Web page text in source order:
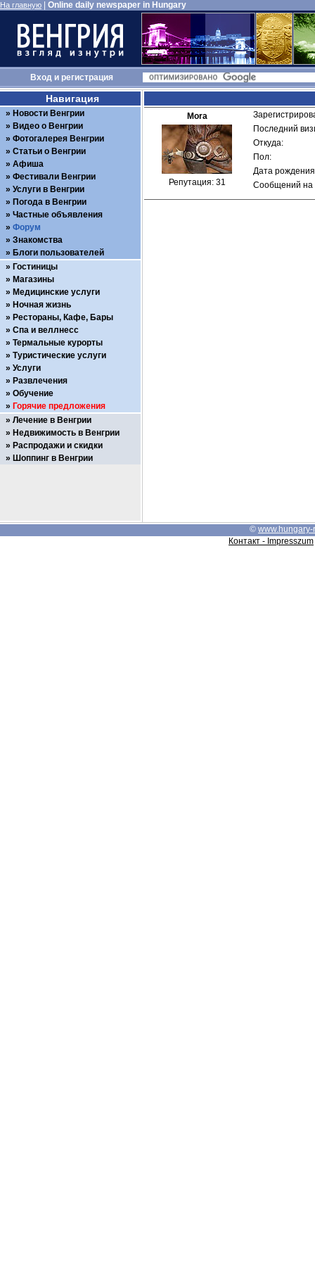
На главную Online daily newspaper in Hungary
Входи регистрация
Mora
Репутация: 31
Последний
Откуда:
Пол:
Дата
Сообщений на
Навигация
Новости Венгрии
Видео о Венгрии
Фотогалерея Венгрии
Статьи о Венгрии
Афиша
Фестивали Венгрии
Услуги в Венгрии
Погода в Венгрии
Частные объявления
Форум
Знакомства
Блоги пользователей
Гостиницы
Магазины
Медицинские услуги
Ночная жизнь
Рестораны, Кафе, Бары
Спа и веллнесс
Термальные курорты
Туристические услуги
Услуги
Развлечения
Обучение
Горячие предложения
Лечение в Венгрии
Недвижимость в Венгрии
Распродажи и скидки
Шоппинг в Венгрии
© www.hungary-
Контакт - Impresszum